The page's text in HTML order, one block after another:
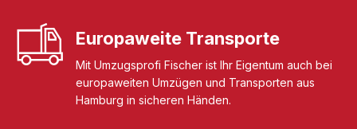
Europaweite Transporte
Mit Umzugsprofi Fischer ist Ihr Eigentum auch bei
europaweiten Umzügen und Transporten aus
Hamburg in sicheren Händen.